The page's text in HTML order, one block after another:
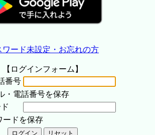
ワード未設定・お忘れの方
【ログインフォーム】
番号
・電話番号を保存
ードを保存